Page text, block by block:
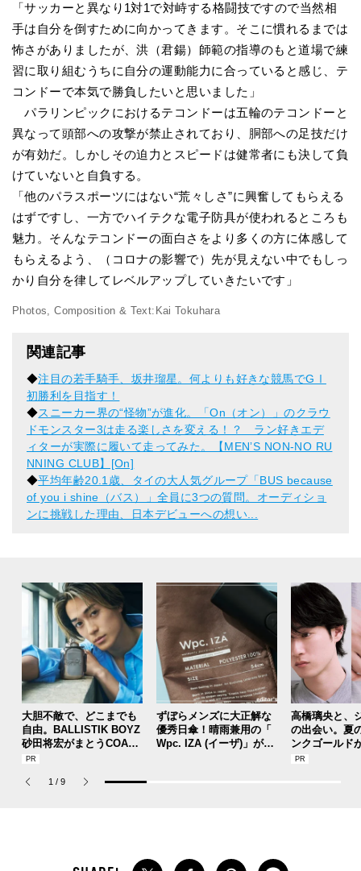
「サッカーと異なり1対1で対峙する格闘技ですので当然相
手は自分を倒すために向かってきます。そこに慣れるまでは
怖さがありましたが、洪（君鍚）師範の指導のもと道場で練
習に取り組むうちに自分の運動能力に合っていると感じ、テ
コンドーで本気で勝負したいと思いました」
パラリンピックにおけるテコンドーは五輪のテコンドーと
異なって頭部への攻撃が禁止されており、胴部への足技だけ
が有効だ。しかしその迫力とスピードは健常者にも決して負
けていないと自負する。
「他のパラスポーツにはない“荒々しさ”に興奮してもらえる
はずですし、一方でハイテクな電子防具が使われるところも
魅力。そんなテコンドーの面白さをより多くの方に体感して
もらえるよう、（コロナの影響で）先が見えない中でもしっ
かり自分を律してレベルアップしていきたいです」
Photos, Composition & Text:Kai Tokuhara
関連記事
◆注目の若手騎手、坂井瑠星。何よりも好きな競馬でGⅠ
初勝利を目指す！
◆スニーカー界の“怪物”が進化。「On（オン）」のクラウ
ドモンスター3は走る楽しさを変える！？ ラン好きエデ
ィターが実際に履いて走ってみた。【MENʼS NON-NO RU
NNING CLUB】[On]
◆平均年齢20.1歳、タイの大人気グループ「BUS because
of you i shine（バス）」全員に3つの質問。オーディショ
ンに挑戦した理由、日本デビューへの想い...
大胆不敵で、どこまでも
自由。BALLISTIK BOYZ
砂田将宏がまとうCOACH
の新作フレグランス「コ
パルファム」
ずぼらメンズに大正解な
優秀日傘！晴雨兼用の「
Wpc. IZA (イーザ)」があ
高橋璃央と、
の出会い。夏
ンクゴールド
SUMMER
1 / 9